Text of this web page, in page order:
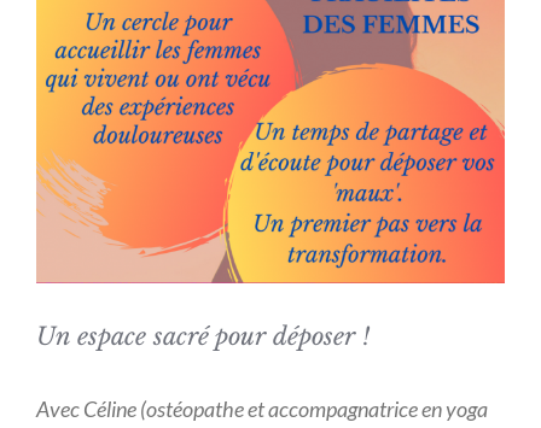
Un espace sacré pour déposer !
Avec Céline (ostéopathe et accompagnatrice en yoga